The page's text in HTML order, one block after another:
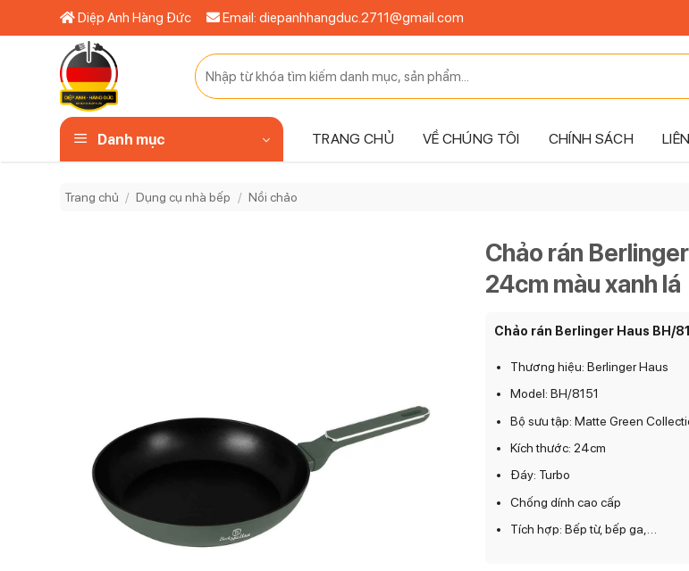
qua
Diệp Anh Hàng Đức Email: diepanhhangduc.2711@gmail.com
Tìm
kiếm:
Danh mục TRANG CHỦ VỀ CHÚNG TÔI CHÍNH SÁCH
Trang chủ / Dụng cụ nhà bếp / Nồi chảo
Chảo rán
24cm màu xanh lá
Chảo rán Berlinger Haus BH/
Thương hiệu: Berlinger Haus
Model: BH/8151
Bộ sưu tập: Matte Green
Kích thước: 24cm
Đáy: Turbo
Chống dính cao cấp
Tích hợp: Bếp từ, bếp ga,…